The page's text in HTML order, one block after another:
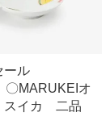
ール
〇MARUKEIオ
スイカ 二品